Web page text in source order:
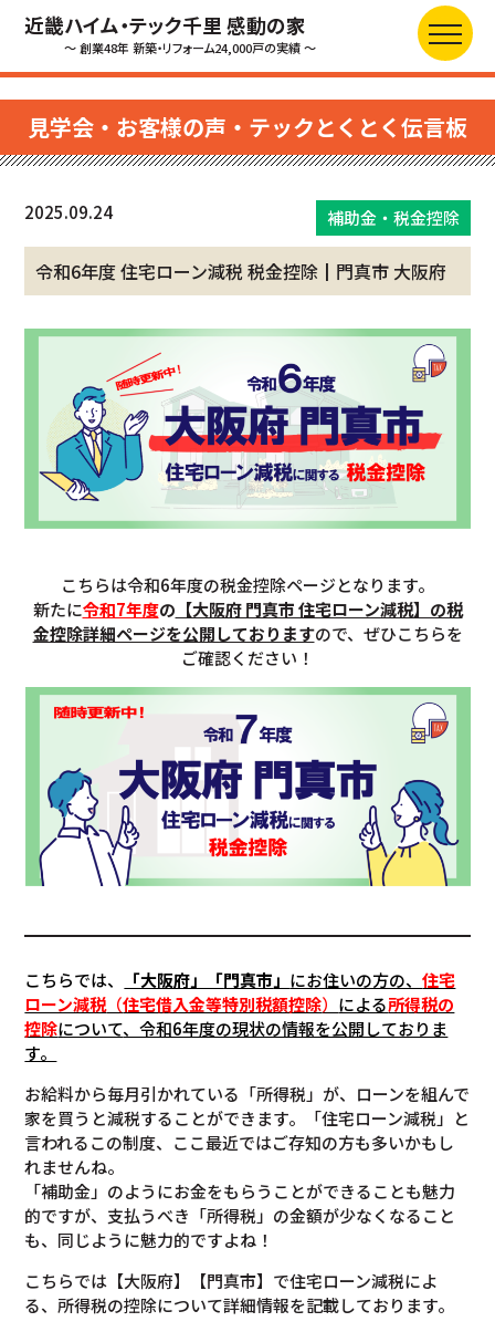
近畿ハイム・テック千里 感動の家
～ 創業48年 新築・リフォーム24,000戸の実績 ～
見学会・お客様の声・テックとくとく伝言板
2025.09.24 補助金・税金控除
令和6年度 住宅ローン減税 税金控除┃門真市 大阪府
こちらは令和6年度の税金控除ページとなります。
新たに令和7年度の 【大阪府 門真市 住宅ローン減税】の税
金控除詳細ページを公開しておりますので、ぜひこちらを
ご確認ください！
こちらでは、 「大阪府」「門真市 」 にお住いの方の、住宅
ローン減税（住宅借入金等特別税額控除） による所得税の
控除について、令和6年度の現状の情報を公開しておりま
す。
お給料から毎月引かれている「所得税」が、ローンを組んで
家を買うと減税することができます。「住宅ローン減税」と
言われるこの制度、ここ最近ではご存知の方も多いかもし
れませんね。
「補助金」のようにお金をもらうことができることも魅力
的ですが、支払うべき「所得税」の金額が少なくなること
も、同じように魅力的ですよね！
こちらでは【大阪府】【門真市】で住宅ローン減税によ
る、所得税の控除について詳細情報を記載しております。